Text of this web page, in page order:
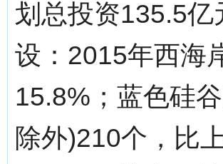
划总投资135.5
设：2015年西海
15.8%；蓝色硅
除外)210个，比